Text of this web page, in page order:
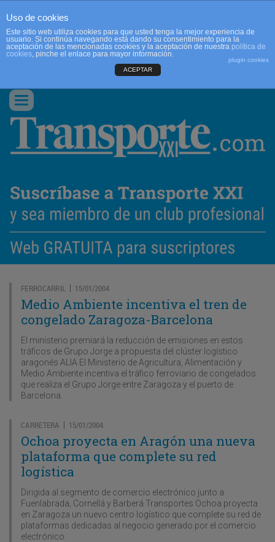
CONTACTO
Conmutar
navegación
FERROCARRIL | 15/01/2004
Medio Ambiente incentiva el tren de
congelado Zaragoza-Barcelona
El ministerio premiará la reducción de emisiones en estos
tráficos de Grupo Jorge a propuesta del clúster logístico
aragonés ALIA El Ministerio de Agricultura, Alimentación y
Medio Ambiente incentiva el tráfico ferroviario de congelados
que realiza el Grupo Jorge entre Zaragoza y el puerto de
Barcelona.
CARRETERA | 15/01/2004
Ochoa proyecta en Aragón una nueva
plataforma que complete su red
logística
Dirigida al segmento de comercio electrónico junto a
Fuenlabrada, Cornellá y Barberá Transportes Ochoa proyecta
en Zaragoza un nuevo centro logístico que complete su red de
plataformas dedicadas al negocio generado por el comercio
electrónico.
Uso de cookies
Este sitio web utiliza cookies para que usted tenga la mejor experiencia de
usuario. Si continúa navegando está dando su consentimiento para la
aceptación de las mencionadas cookies y la aceptación de nuestra política de
cookies, pinche el enlace para mayor información.
plugin cookies
ACEPTAR